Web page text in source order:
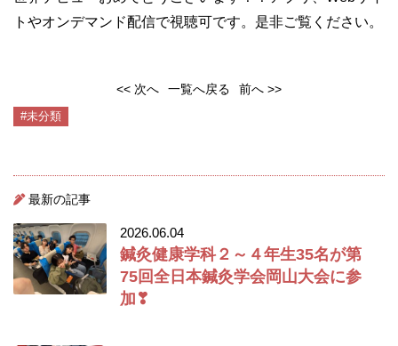
トやオンデマンド配信で視聴可です。是非ご覧ください。
<< 次へ 一覧へ戻る 前へ >>
#未分類
最新の記事
2026.06.04
鍼灸健康学科２～４年生35名が第
75回全日本鍼灸学会岡山大会に参
加❣